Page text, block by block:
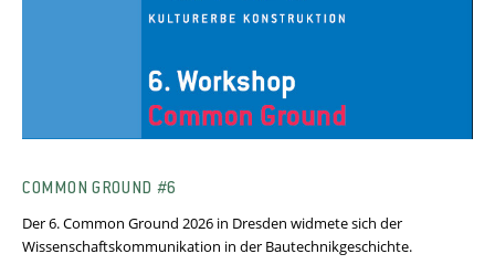
COMMON GROUND #6
Der 6. Common Ground 2026 in Dresden widmete sich der
Wissenschaftskommunikation in der Bautechnikgeschichte.